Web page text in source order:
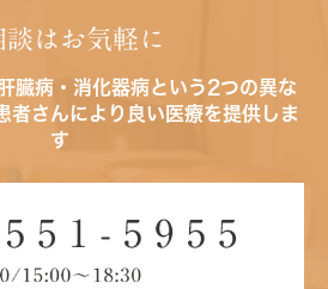
談はお気軽に
臓病・消化器病という2つの異な
者さんにより良い医療を提供しま
す